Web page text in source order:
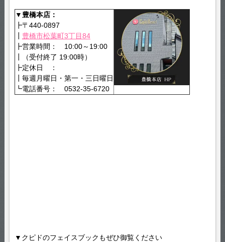
▼豊橋本店：
┣〒440-0897
豊橋市松葉町3丁目84
┣営業時間： 10:00～19:00
┃（受付終了 19:00時）
┣定休日 ：
┃毎週月曜日・第一・三日曜日
┗電話番号： 0532-35-6720
▼クピドのフェイスブックもぜひ御覧ください